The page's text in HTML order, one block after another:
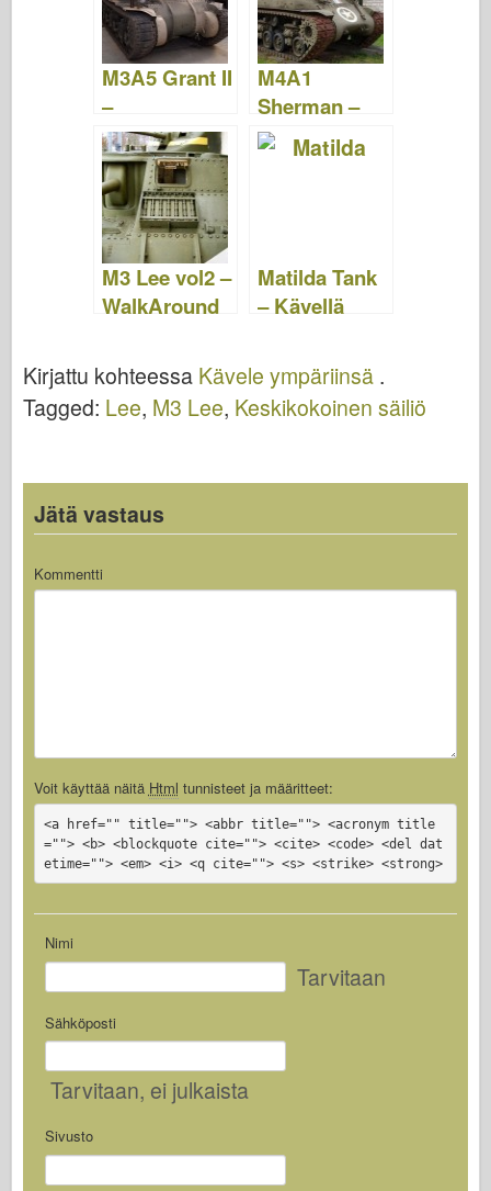
M3A5 Grant II
–
WalkAround
M4A1
Sherman –
WalkAround
M3 Lee vol2 –
WalkAround
Matilda Tank
– Kävellä
Kirjattu kohteessa Kävele ympäriinsä .
Tagged: Lee, M3 Lee, Keskikokoinen säiliö
Jätä vastaus
Kommentti
Voit käyttää näitä Html tunnisteet ja määritteet:
<a href="" title=""> <abbr title=""> <acronym title
=""> <b> <blockquote cite=""> <cite> <code> <del dat
etime=""> <em> <i> <q cite=""> <s> <strike> <strong>
Nimi
Tarvitaan
Sähköposti
Tarvitaan, ei julkaista
Sivusto